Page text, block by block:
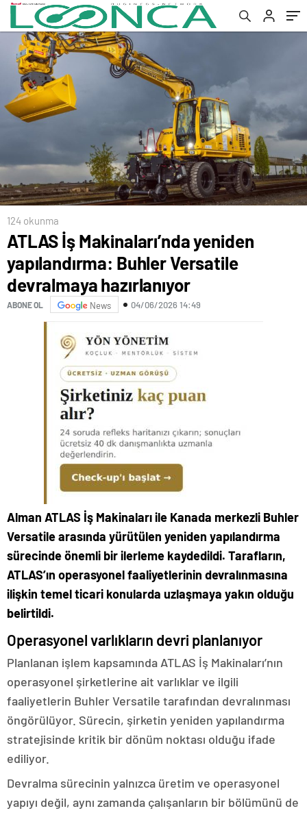
hazırlanıyor
124 okunma
ATLAS İş Makinaları’nda yeniden
yapılandırma: Buhler Versatile
devralmaya hazırlanıyor
ABONE OL News 04/06/2026 14:49
Alman ATLAS İş Makinaları ile Kanada merkezli Buhler
Versatile arasında yürütülen yeniden yapılandırma
sürecinde önemli bir ilerleme kaydedildi. Tarafların,
ATLAS’ın operasyonel faaliyetlerinin devralınmasına
ilişkin temel ticari konularda uzlaşmaya yakın olduğu
belirtildi.
Operasyonel varlıkların devri planlanıyor
Planlanan işlem kapsamında ATLAS İş Makinaları’nın
operasyonel şirketlerine ait varlıklar ve ilgili
faaliyetlerin Buhler Versatile tarafından devralınması
öngörülüyor. Sürecin, şirketin yeniden yapılandırma
stratejisinde kritik bir dönüm noktası olduğu ifade
ediliyor.
Devralma sürecinin yalnızca üretim ve operasyonel
yapıyı değil, aynı zamanda çalışanların bir bölümünü de